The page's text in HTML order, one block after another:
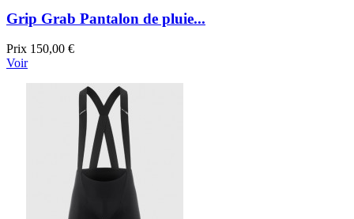
Grip Grab Pantalon de pluie...
Prix 150,00 €
Voir